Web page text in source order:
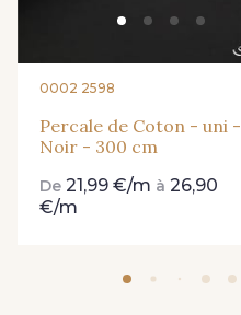
0002 2598
Percale de Coton - uni -
Noir - 300 cm
De 21,99 €/m à 26,90
€/m